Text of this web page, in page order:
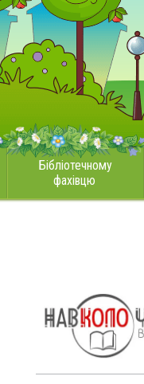
Бібліотечному
фахівцю